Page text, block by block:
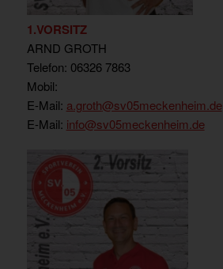
1.VORSITZ
ARND GROTH
Telefon: 06326 7863
Mobil:
E-Mail: a.groth@sv05meckenheim.de
E-Mail: info@sv05meckenheim.de